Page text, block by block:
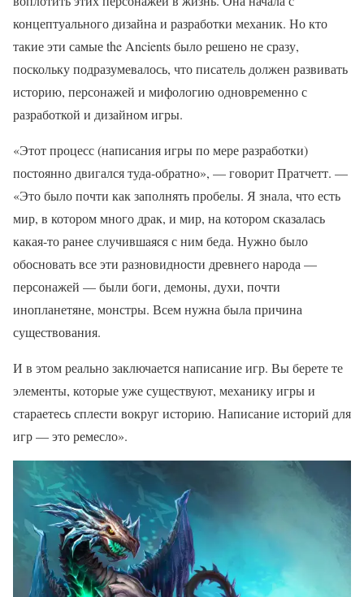
концептуального дизайна и разработки механик. Но кто
такие эти самые the Ancients было решено не сразу,
поскольку подразумевалось, что писатель должен развивать
историю, персонажей и мифологию одновременно с
разработкой и дизайном игры.
«Этот процесс (написания игры по мере разработки)
постоянно двигался туда-обратно», — говорит Пратчетт. —
«Это было почти как заполнять пробелы. Я знала, что есть
мир, в котором много драк, и мир, на котором сказалась
какая-то ранее случившаяся с ним беда. Нужно было
обосновать все эти разновидности древнего народа —
персонажей — были боги, демоны, духи, почти
инопланетяне, монстры. Всем нужна была причина
существования.
И в этом реально заключается написание игр. Вы берете те
элементы, которые уже существуют, механику игры и
стараетесь сплести вокруг историю. Написание историй для
игр — это ремесло».